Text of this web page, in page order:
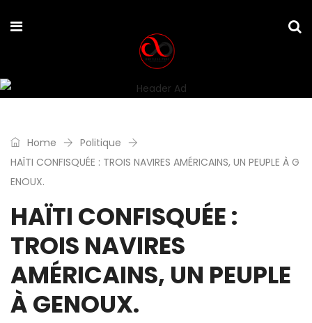
Home
Politique
HAÏTI CONFISQUÉE : TROIS NAVIRES AMÉRICAINS, UN PEUPLE À G
ENOUX.
HAÏTI CONFISQUÉE :
TROIS NAVIRES
AMÉRICAINS, UN PEUPLE
À GENOUX.